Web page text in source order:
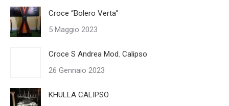
Croce “Bolero Verta”
5 Maggio 2023
Croce S Andrea Mod. Calipso
26 Gennaio 2023
KHULLA CALIPSO